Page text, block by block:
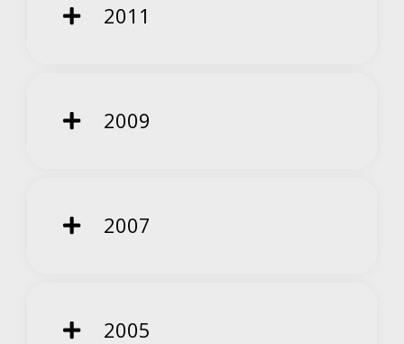
2011
2009
2007
2005